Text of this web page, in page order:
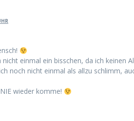
einmal ein bisschen, da ich keinen
noch nicht einmal als allzu schlimm,
wieder komme!